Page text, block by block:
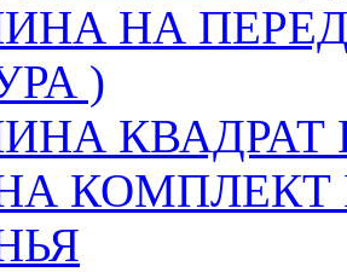
НА
)
КВАДРАТ
КОМПЛЕКТ